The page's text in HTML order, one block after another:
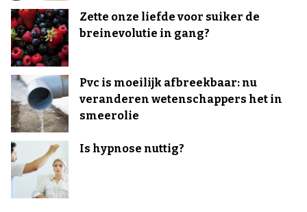
Zette onze liefde voor suiker de
breinevolutie in gang?
Pvc is moeilijk afbreekbaar: nu
veranderen wetenschappers het in
smeerolie
Is hypnose nuttig?